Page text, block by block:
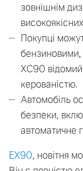
зовнішнім
Покупці
бензиновими,
XC90
керованістю.
Автомобіль
безпеки,
автоматичне
EX90, новітня